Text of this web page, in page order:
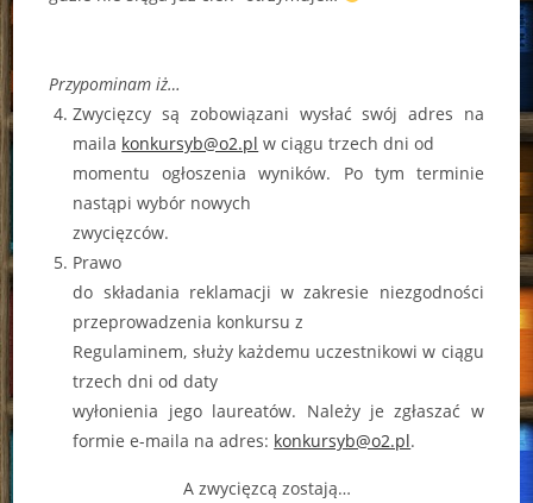
Przypominam iż…
Zwycięzcy są zobowiązani wysłać swój adres na
maila konkursyb@o2.pl w ciągu trzech dni od
momentu ogłoszenia wyników. Po tym terminie
nastąpi wybór nowych
zwycięzców.
Prawo
do składania reklamacji w zakresie niezgodności
przeprowadzenia konkursu z
Regulaminem, służy każdemu uczestnikowi w ciągu
trzech dni od daty
wyłonienia jego laureatów. Należy je zgłaszać w
formie e-maila na adres: konkursyb@o2.pl.
A zwycięzcą zostają…